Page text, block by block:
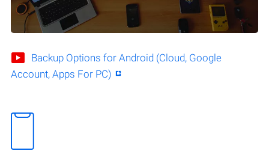
Backup Options for Android (Cloud, Google
Account, Apps For PC)